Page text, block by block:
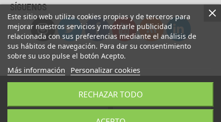
Este sitio web utiliza cookies propias y de terceros para
mejorar nuestros servicios y mostrarle publicidad
relacionada con sus preferencias mediante el análisis de
sus hábitos de navegación. Para dar su consentimiento
sobre su uso pulse el botón Acepto.
Más información Personalizar cookies
RECHAZAR TODO
AÑADIR A LA CESTA COMPRAR AHORA
SÍGUENOS
© Copyright 2023 UsaFitness. All Rights Reserved.